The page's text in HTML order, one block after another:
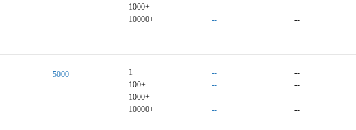
1000+
10000+
--
--
--
--
5000
1+
100+
1000+
10000+
--
--
--
--
--
--
--
--